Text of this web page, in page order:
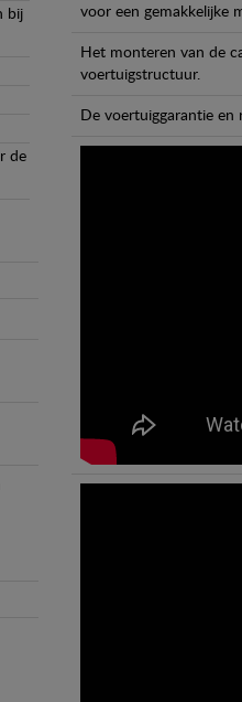
bij
de
voor een gemakkelijke
Het monteren van de
voertuigstructuur.
De voertuiggarantie en